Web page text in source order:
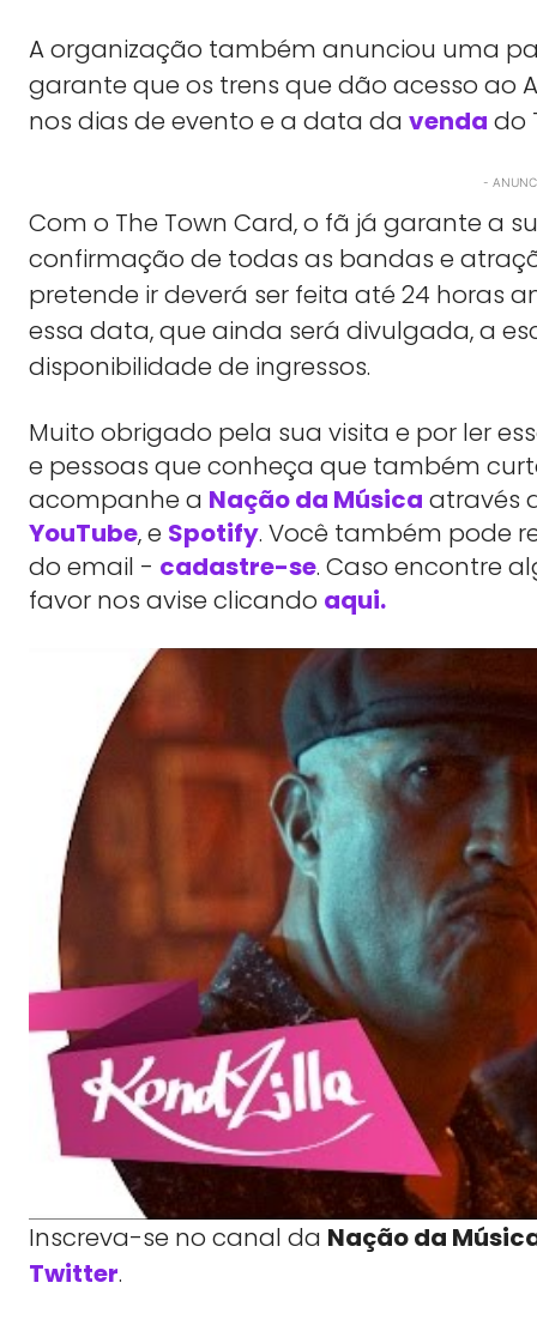
A organização também anunciou uma
garante que os trens que dão acesso ao
nos dias de evento e a data da venda do
-
Com o The Town Card, o fã já garante a
confirmação de todas as bandas e
pretende ir deverá ser feita até 24 horas
essa data, que ainda será divulgada, a
disponibilidade de ingressos.
Muito obrigado pela sua visita e por ler
e pessoas que conheça que também
acompanhe a Nação da Música através
YouTube, e Spotify. Você também pode
do email - cadastre-se. Caso encontre
favor nos avise clicando aqui.
Inscreva-se no canal da Nação da
Twitter.